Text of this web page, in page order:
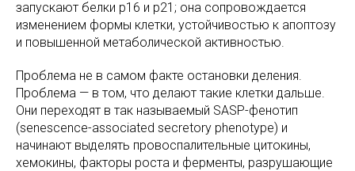
запускают белки p16 и p21; она сопровождается
изменением формы клетки, устойчивостью к апоптозу
и повышенной метаболической активностью.
Проблема не в самом факте остановки деления.
Проблема — в том, что делают такие клетки дальше.
Они переходят в так называемый SASP-фенотип
(senescence-associated secretory phenotype) и
начинают выделять провоспалительные цитокины,
хемокины, факторы роста и ферменты, разрушающие